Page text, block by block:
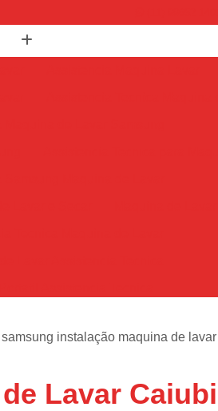
Ar Condicionado Portatil
Condicionado Portatil Philco
instalação maquina de
Lavar Caiubi